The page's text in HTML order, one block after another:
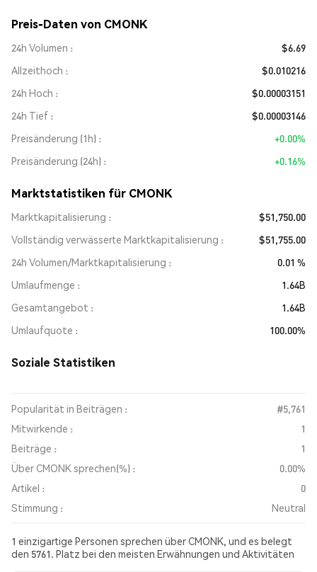
Preis-Daten von CMONK
24h Volumen
$6.69
Allzeithoch
$0.010216
24h Hoch
$0.00003151
24h Tief
$0.00003146
Preisänderung (1h)
+0.00%
Preisänderung (24h)
+0.16%
Marktstatistiken für CMONK
Marktkapitalisierung
$51,750.00
Vollständig verwässerte Marktkapitalisierung
$51,755.00
24h Volumen/Marktkapitalisierung
0.01 %
Umlaufmenge
1.64B
Gesamtangebot
1.64B
Umlaufquote
100.00%
Soziale Statistiken
Popularität in Beiträgen :
#5,761
Mitwirkende :
1
Beiträge :
1
Über CMONK sprechen(%) :
0.00%
Artikel :
0
Stimmung :
Neutral
1 einzigartige Personen sprechen über CMONK, und es belegt
den 5761. Platz bei den meisten Erwähnungen und Aktivitäten